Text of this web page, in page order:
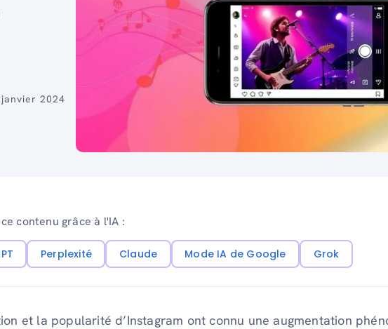
2024
contenu grâce à l'IA :
Perplexité Claude Mode IA de Google Grok
et la popularité d’Instagram ont connu une augmentation